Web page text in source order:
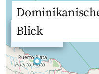
Blick
Puerto